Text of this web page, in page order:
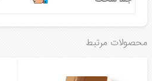
محصولات مرتبط